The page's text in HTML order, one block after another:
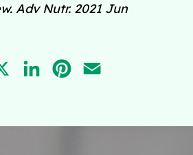
Adv Nutr. 2021 Jun
LINKEDINPINTEREST